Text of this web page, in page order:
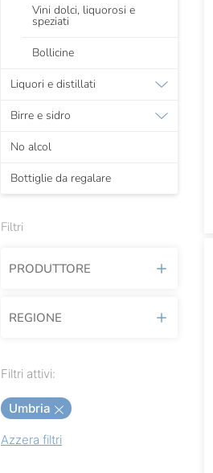
Vini dolci, liquorosi e
speziati
Bollicine
Liquori e distillati
Birre e sidro
No alcol
Bottiglie da regalare
Filtri
PRODUTTORE
Antica Enotria
Ca' Del Bosco
Conestabile Della Staffa
Falesco
REGIONE
Abruzzo
Basilicata
Filtri attivi:
Umbria
Azzera filtri